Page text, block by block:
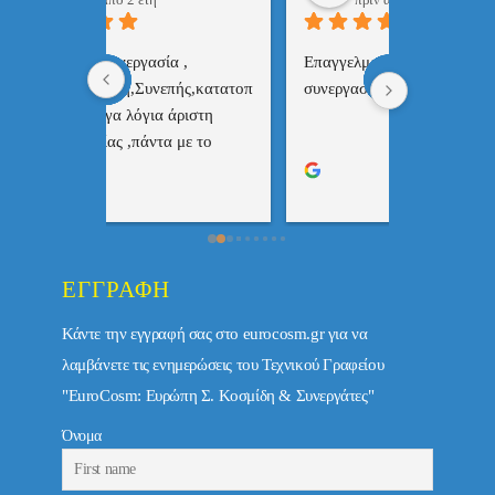
Επαγγελματίας  Άψογη
συνεργασία
ΕΓΓΡΑΦΉ
Κάντε την εγγραφή σας στο eurocosm.gr για να
λαμβάνετε τις ενημερώσεις του Τεχνικού Γραφείου
"EuroCosm: Ευρώπη Σ. Κοσμίδη & Συνεργάτες"
Όνομα